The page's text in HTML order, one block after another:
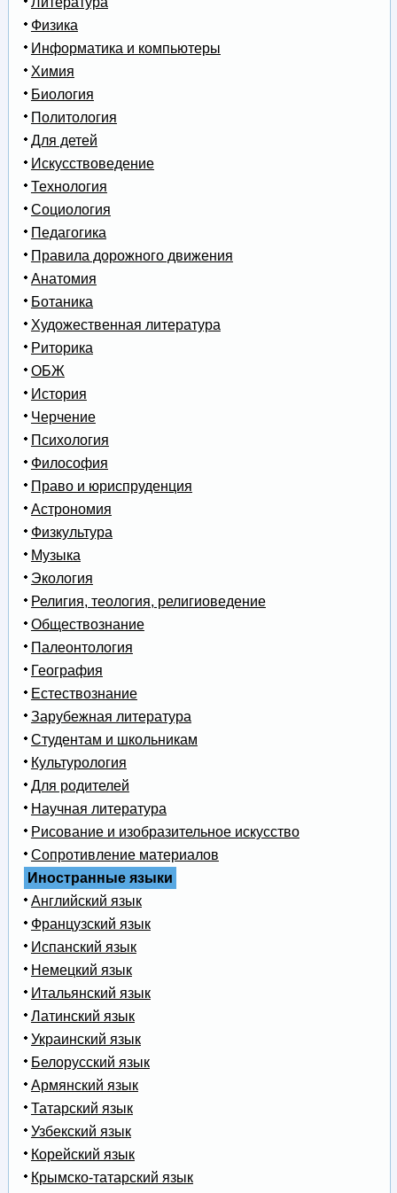
Физика
Информатика и компьютеры
Химия
Биология
Политология
Для детей
Искусствоведение
Технология
Социология
Педагогика
Правила дорожного движения
Анатомия
Ботаника
Художественная литература
Риторика
ОБЖ
История
Черчение
Психология
Философия
Право и юриспруденция
Астрономия
Физкультура
Музыка
Экология
Религия, теология, религиоведение
Обществознание
Палеонтология
География
Естествознание
Зарубежная литература
Студентам и школьникам
Культурология
Для родителей
Научная литература
Рисование и изобразительное искусство
Сопротивление материалов
Иностранные языки
Английский язык
Французский язык
Испанский язык
Немецкий язык
Итальянский язык
Латинский язык
Украинский язык
Белорусский язык
Армянский язык
Татарский язык
Узбекский язык
Корейский язык
Крымско-татарский язык